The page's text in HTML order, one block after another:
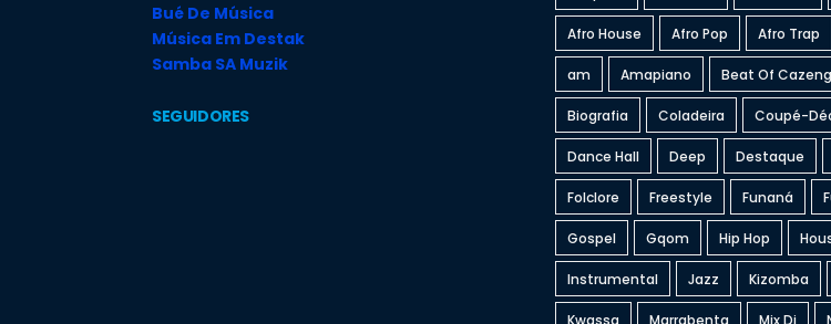
Bué De Música
Música Em Destak
Samba SA Muzik
SEGUIDORES
Afro House Afro Pop Afro Trap
am Amapiano Beat Of
Biografia Coladeira Coupé-
Dance Hall Deep Destaque
Folclore Freestyle Funaná
Gospel Gqom Hip Hop
Instrumental Jazz Kizomba
Kwassa Marrabenta Mix Dj